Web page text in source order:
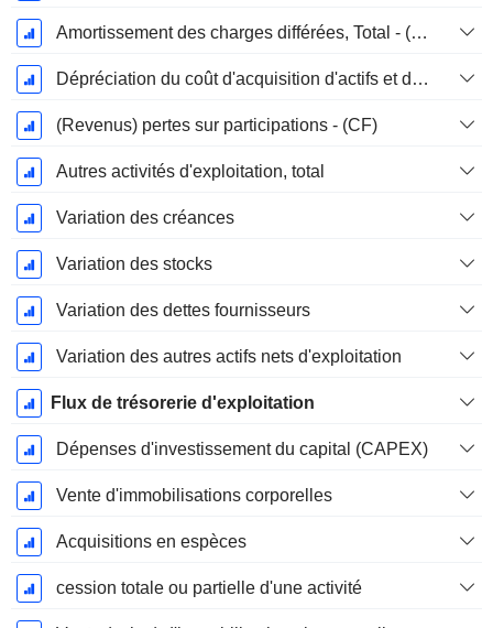
Amortissement des charges différées, Total - (CF)
Dépréciation du coût d'acquisition d'actifs et dépenses de restructuration
(Revenus) pertes sur participations - (CF)
Autres activités d'exploitation, total
Variation des créances
Variation des stocks
Variation des dettes fournisseurs
Variation des autres actifs nets d'exploitation
Flux de trésorerie d'exploitation
Dépenses d'investissement du capital (CAPEX)
Vente d'immobilisations corporelles
Acquisitions en espèces
cession totale ou partielle d'une activité